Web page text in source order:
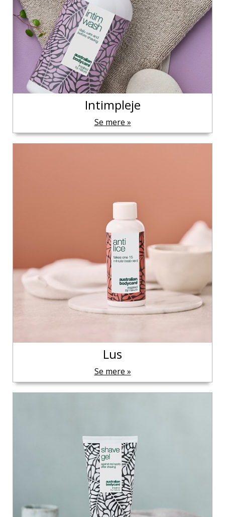
Intimpleje
Se mere »
Lus
Se mere »